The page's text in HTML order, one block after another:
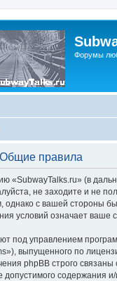
Форумы
правила
«SubwayTalks.ru» (в
не заходите и не
однако с вашей стороны
условий означает ваше
под управлением
выпущенного по
phpBB строго
допустимого содержания